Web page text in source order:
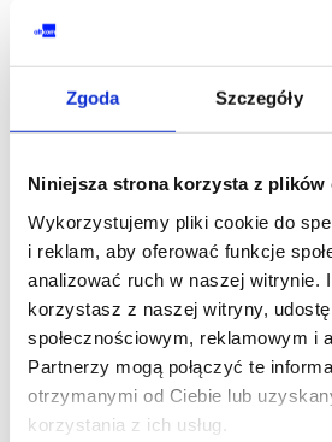
Zgoda Szczegóły
Niniejsza strona korzysta z plików
Wykorzystujemy pliki cookie do
i reklam, aby oferować funkcje
analizować ruch w naszej witrynie.
korzystasz z naszej witryny,
społecznościowym, reklamowym i
Partnerzy mogą połączyć te
otrzymanymi od Ciebie lub
korzystania z ich usług.
Skontaktuj się z
IMIĘ I NAZWISKO*
TELEFON KONTAKTOWY*